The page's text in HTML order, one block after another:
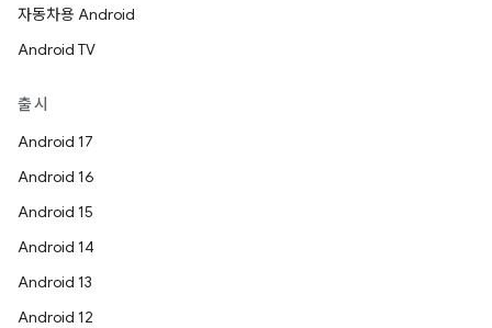
자동차용 Android
Android TV
출시
Android 17
Android 16
Android 15
Android 14
Android 13
Android 12